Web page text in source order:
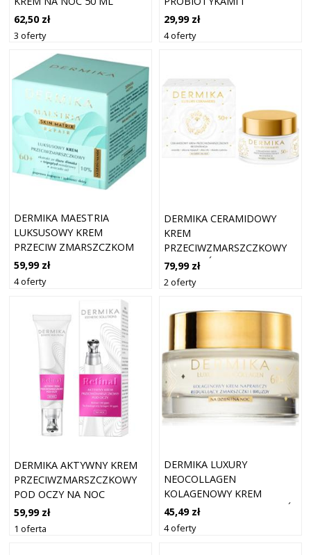
62,50 zł
3 oferty
PREBIOTYKAMI NA NOC 50
ML
29,99 zł
4 oferty
DERMIKA MAESTRIA
LUKSUSOWY KREM
PRZECIW ZMARSZCZKOM
60+ 50 ML
59,99 zł
4 oferty
DERMIKA CERAMIDOWY
KREM
PRZECIWZMARSZCZKOWY
50+ DZIEŃ/ NOC -
REGENERACJA
79,99 zł
2 oferty
DERMIKA AKTYWNY KREM
PRZECIWZMARSZCZKOWY
POD OCZY NA NOC
59,99 zł
1 oferta
DERMIKA LUXURY
NEOCOLLAGEN
KOLAGENOWY KREM
NAPRAWCZY 60+ NA DZIEŃ
I NOC 50 ML
45,49 zł
4 oferty